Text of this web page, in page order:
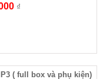
₫
( full box và phụ kiện)